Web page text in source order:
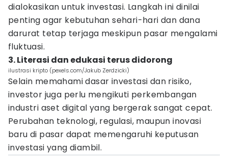
dialokasikan untuk investasi. Langkah ini dinilai
penting agar kebutuhan sehari-hari dan dana
darurat tetap terjaga meskipun pasar mengalami
fluktuasi.
3. Literasi dan edukasi terus didorong
ilustrasi kripto (pexels.com/Jakub Zerdzicki)
Selain memahami dasar investasi dan risiko,
investor juga perlu mengikuti perkembangan
industri aset digital yang bergerak sangat cepat.
Perubahan teknologi, regulasi, maupun inovasi
baru di pasar dapat memengaruhi keputusan
investasi yang diambil.